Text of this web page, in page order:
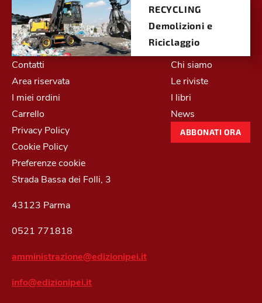
RECYCLING
Demolizioni e
Riciclaggio
Contatti
Area riservata
I miei ordini
Carrello
Privacy Policy
Cookie Policy
Preferenze cookie
Chi siamo
Le riviste
I libri
News
ABBONATI ORA
Strada Bassa dei Folli, 3
43123 Parma
0521 771818
amministrazione@edizionipei.it
info@edizionipei.it